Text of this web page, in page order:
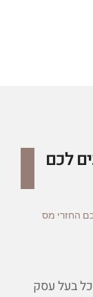
לכם
החזרי מס
בעל עסק